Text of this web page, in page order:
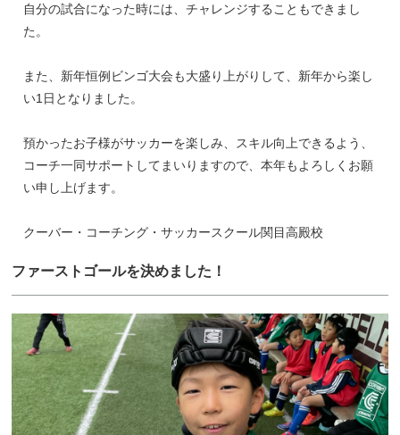
自分の試合になった時には、チャレンジすることもできまし
た。
また、新年恒例ビンゴ大会も大盛り上がりして、新年から楽し
い1日となりました。
預かったお子様がサッカーを楽しみ、スキル向上できるよう、
コーチ一同サポートしてまいりますので、本年もよろしくお願
い申し上げます。
クーバー・コーチング・サッカースクール関目高殿校
ファーストゴールを決めました！